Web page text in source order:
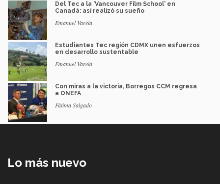
Del Tec a la 'Vancouver Film School' en
Canadá: así realizó su sueño
Emanuel Varela
Estudiantes Tec región CDMX unen esfuerzos
en desarrollo sustentable
Emanuel Varela
Con miras a la victoria, Borregos CCM regresa
a ONEFA
Fátima Salgado
Lo más nuevo